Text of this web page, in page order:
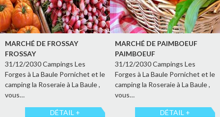
MARCHÉ DE FROSSAY
FROSSAY
31/12/2030 Campings Les
Forges à La Baule Pornichet et le
camping la Roseraie à La Baule ,
vous…
DÉTAIL +
MARCHÉ DE PAIMBOEUF
PAIMBOEUF
31/12/2030 Campings Les
Forges à La Baule Pornichet et le
camping la Roseraie à La Baule ,
vous…
DÉTAIL +